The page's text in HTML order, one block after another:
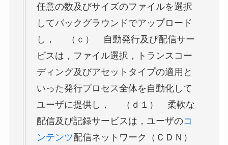
任意の数及びサイズのファイルを選択
してバックグラウンドでアップロード
し， （ｃ） 自動発行及び配信サー
ビスは，ファイル選択，トランスコー
ディング及びアセットタイプの適用と
いった発行プロセス全体を自動化して
ユーザに提供し， （ｄ１） 柔軟な
配信及び記録サービスは，ユーザのコ
ンテンツ配信ネットワーク（ＣＤＮ）